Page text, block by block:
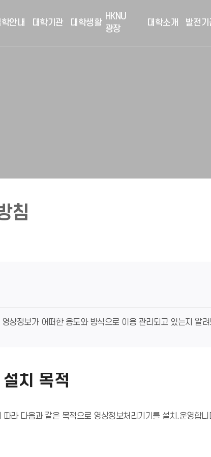
안내 대학기관 대학생활
HKNU
광장
대학소개 발전기
침
상정보가 어떠한 용도와 방식으로 이용 관리되고 있는지 알려
치 목적
라 다음과 같은 목적으로 영상정보처리기기를 설치.운영합니